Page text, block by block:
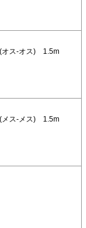
オス-オス) 1.5m
メス-メス) 1.5m